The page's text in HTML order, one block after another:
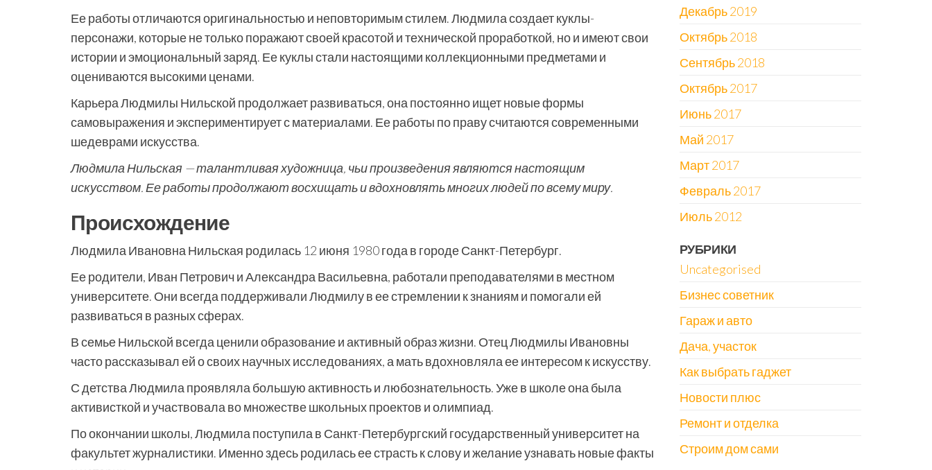
Ее работы отличаются оригинальностью и неповторимым стилем. Людмила создает куклы-
персонажи, которые не только поражают своей красотой и технической проработкой, но и имеют свои
истории и эмоциональный заряд. Ее куклы стали настоящими коллекционными предметами и
оцениваются высокими ценами.
Карьера Людмилы Нильской продолжает развиваться, она постоянно ищет новые формы
самовыражения и экспериментирует с материалами. Ее работы по праву считаются современными
шедеврами искусства.
Людмила Нильская — талантливая художница, чьи произведения являются настоящим
искусством. Ее работы продолжают восхищать и вдохновлять многих людей по всему миру.
Происхождение
Людмила Ивановна Нильская родилась 12 июня 1980 года в городе Санкт-Петербург.
Ее родители, Иван Петрович и Александра Васильевна, работали преподавателями в местном
университете. Они всегда поддерживали Людмилу в ее стремлении к знаниям и помогали ей
развиваться в разных сферах.
В семье Нильской всегда ценили образование и активный образ жизни. Отец Людмилы Ивановны
часто рассказывал ей о своих научных исследованиях, а мать вдохновляла ее интересом к искусству.
С детства Людмила проявляла большую активность и любознательность. Уже в школе она была
активисткой и участвовала во множестве школьных проектов и олимпиад.
По окончании школы, Людмила поступила в Санкт-Петербургский государственный университет на
факультет журналистики. Именно здесь родилась ее страсть к слову и желание узнавать новые факты
Декабрь 2019
Октябрь 2018
Сентябрь 2018
Октябрь 2017
Июнь 2017
Май 2017
Март 2017
Февраль 2017
Июль 2012
РУБРИКИ
Uncategorised
Бизнес советник
Гараж и авто
Дача, участок
Как выбрать гаджет
Новости плюс
Ремонт и отделка
Строим дом сами